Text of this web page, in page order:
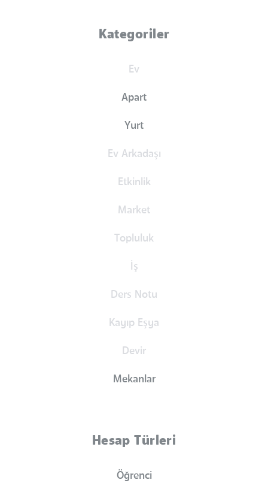
Kategoriler
Ev
Apart
Yurt
Ev Arkadaşı
Etkinlik
Market
Topluluk
İş
Ders Notu
Kayıp Eşya
Devir
Mekanlar
Hesap Türleri
Öğrenci